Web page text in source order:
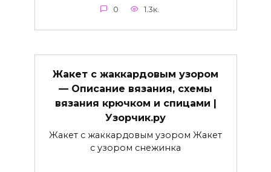
0 1.3к.
Жакет с жаккардовым узором
— Описание вязания, схемы
вязания крючком и спицами |
Узорчик.ру
Жакет с жаккардовым узором Жакет
с узором снежинка